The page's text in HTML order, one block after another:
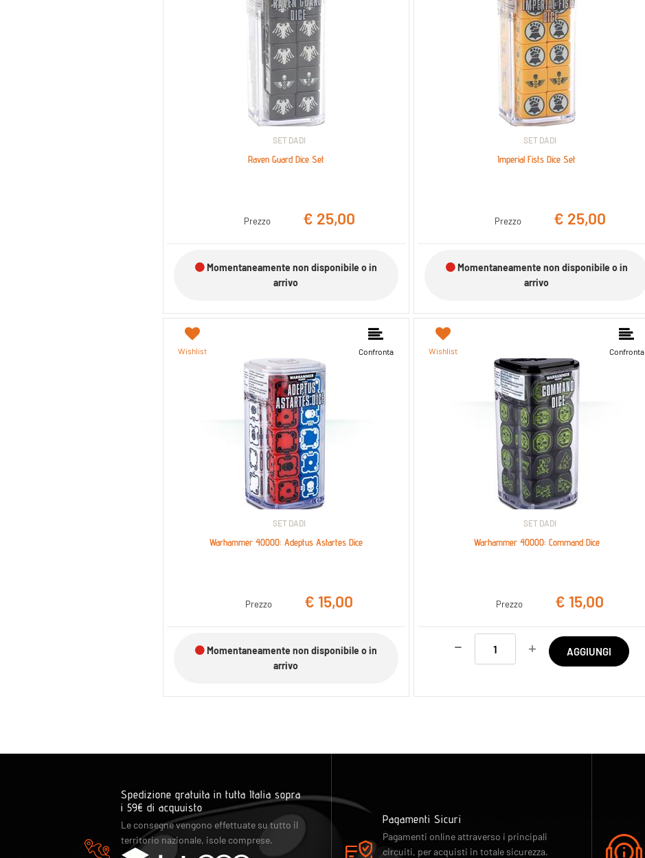
SET DADI
Raven Guard Dice Set
Prezzo € 25,00
Momentaneamente non disponibile o in
arrivo
SET DADI
Imperial Fists Dice Set
Prezzo € 25,00
Momentaneamente non disponibile o in
arrivo
Wishlist Confronta
SET DADI
Warhammer 40000: Adeptus Astartes Dice
Prezzo € 15,00
Momentaneamente non disponibile o in
arrivo
Wishlist Confronta
SET DADI
Warhammer 40000: Command Dice
Prezzo € 15,00
AGGIUNGI
Spedizione gratuita in tutta Italia sopra
i 59€ di acquuisto
Le consegne vengono effettuate su tutto il
territorio nazionale, isole comprese.
Pagamenti Sicuri
Pagamenti online attraverso i principali
circuiti, per acquisti in totale sicurezza.